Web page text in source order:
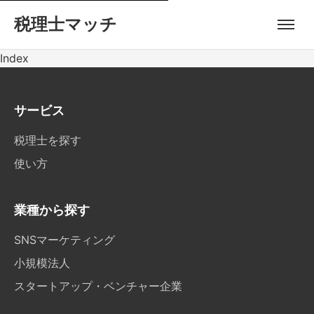
税理士マッチ
Index
サービス
税理士を探す
使い方
業種から探す
SNSマーケティング
小規模法人
スタートアップ・ベンチャー企業